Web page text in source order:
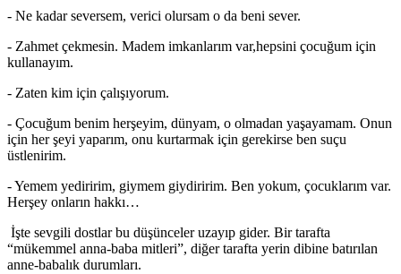
- Ne kadar seversem, verici olursam o da beni sever.
- Zahmet çekmesin. Madem imkanlarım var,hepsini çocuğum için
kullanayım.
- Zaten kim için çalışıyorum.
- Çocuğum benim herşeyim, dünyam, o olmadan yaşayamam. Onun
için her şeyi yaparım, onu kurtarmak için gerekirse ben suçu
üstlenirim.
- Yemem yediririm, giymem giydiririm. Ben yokum, çocuklarım var.
Herşey onların hakkı…
İşte sevgili dostlar bu düşünceler uzayıp gider. Bir tarafta
“mükemmel anna-baba mitleri”, diğer tarafta yerin dibine batırılan
anne-babalık durumları.